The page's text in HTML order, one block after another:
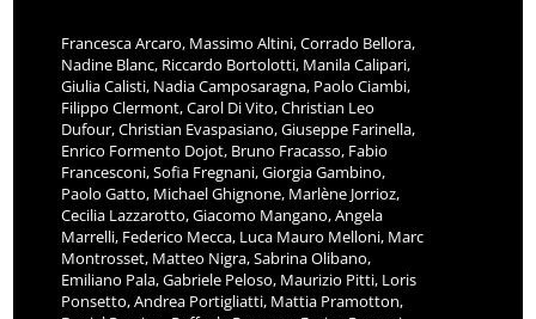
Francesca Arcaro, Massimo Altini, Corrado Bellora,
Nadine Blanc, Riccardo Bortolotti, Manila Calipari,
Giulia Calisti, Nadia Camposaragna, Paolo Ciambi,
Filippo Clermont, Carol Di Vito, Christian Leo
Dufour, Christian Evaspasiano, Giuseppe Farinella,
Enrico Formento Dojot, Bruno Fracasso, Fabio
Francesconi, Sofia Fregnani, Giorgia Gambino,
Paolo Gatto, Michael Ghignone, Marlène Jorrioz,
Cecilia Lazzarotto, Giacomo Mangano, Angela
Marrelli, Federico Mecca, Luca Mauro Melloni, Marc
Montrosset, Matteo Nigra, Sabrina Olibano,
Emiliano Pala, Gabriele Peloso, Maurizio Pitti, Loris
Ponsetto, Andrea Portigliatti, Mattia Pramotton,